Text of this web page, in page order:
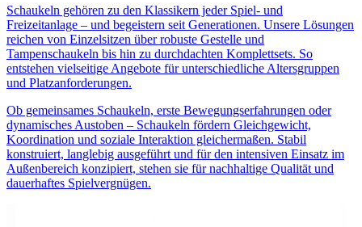
Schaukeln gehören zu den Klassikern jeder Spiel- und
Freizeitanlage – und begeistern seit Generationen. Unsere Lösungen
reichen von Einzelsitzen über robuste Gestelle und
Tampenschaukeln bis hin zu durchdachten Komplettsets. So
entstehen vielseitige Angebote für unterschiedliche Altersgruppen
und Platzanforderungen.
Ob gemeinsames Schaukeln, erste Bewegungserfahrungen oder
dynamisches Austoben – Schaukeln fördern Gleichgewicht,
Koordination und soziale Interaktion gleichermaßen. Stabil
konstruiert, langlebig ausgeführt und für den intensiven Einsatz im
Außenbereich konzipiert, stehen sie für nachhaltige Qualität und
dauerhaftes Spielvergnügen.